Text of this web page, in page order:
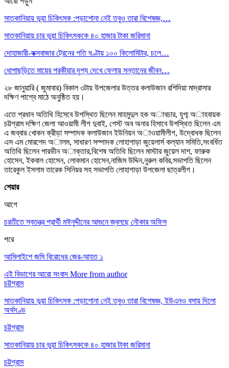
সাতকানিয়ায় ভূয়া চিকিৎসক :পড়াশোনা নেই তবুও তারা বিশেষজ্ঞ,…
সাতকানিয়ায় চার ভুয়া চিকিৎসককে ৪০ হাজার টাকা জরিমানা
দোহাজারী-কক্সবাজার ট্রেনের গতি ঘণ্টায় ১০০ কিলোমিটার, চলে…
ধোপাছড়িতে মায়ের পরকীয়ার দৃশ্য দেখে ফেলায় সন্তানের জীবন…
২৮ জানুয়ারি ( জুমাবার) বিকাল ৩টায় উপজেলার উত্তর কলাউজান রশিদিয়া মাদ্রাসার
দক্ষিণ পাশ্বে মাঠে অনুষ্ঠিত হয়।
এতে প্রধান অতিথি হিসেবে উপস্থিত ছিলেন মাহমুদুল হক অাবচার, যুগ্ম অাহবায়ক
চট্টগ্রাম দক্ষিণ জেলা আওয়ামী লীগ দুবাই, গেস্ট অব অনার হিসাবে উপস্থিত ছিলেন এম
এ জব্বার খোকন ক্রীড়া সম্পাদক কলাউজান ইউনিয়ন অাওয়ামীলীগ, উদ্বোধক ছিলেন
এস এম মোরশেদ অালম, সাধারণ সম্পাদক লোহাগাড়া জুয়েলার্স কল্যান সমিতি,সংবর্ধিত
অতিথি ছিলেন পারভীন অাক্তার,বিশেষ অতিথি ছিলেন মাস্টার জুয়েল দাশ, ফারুক
হোসেন, ইকবাল হোসেন, লোকমান হোসেন,নাজিম উদ্দিন,নুরুল কবির,সভাপতি ছিলেন
তারেকুল ইসলাম তারেক সিনিয়র সহ সভাপতি লোহাগাড়া উপজেলা ছাত্রলীগ।
শেয়ার
আগে
চরতীতে স্বতন্ত্র প্রার্থী মঈনুদ্দীনের আগুনে জ্বলছে নৌকার অফিস
পরে
আমিলাইশে জমি বিরোধের জের-আহত ১
এই বিভাগের আরো সংবাদ More from author
চট্টগ্রাম
সাতকানিয়ায় ভূয়া চিকিৎসক :পড়াশোনা নেই তবুও তারা বিশেষজ্ঞ, ইউএনও বসায় দিলো
অর্থদণ্ড
চট্টগ্রাম
সাতকানিয়ায় চার ভুয়া চিকিৎসককে ৪০ হাজার টাকা জরিমানা
চট্টগ্রাম